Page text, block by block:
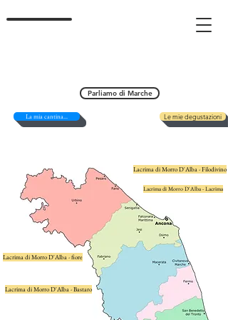
Parliamo di Marche
Lacrima di Morro D'Alba - fiore
Lacrima di Morro D'Alba - Filodivino
Lacrima di Morro D'Alba - Bastaro
Lacrima di Morro D'Alba - Lacrima
Le mie degustazioni
La mia cantina...